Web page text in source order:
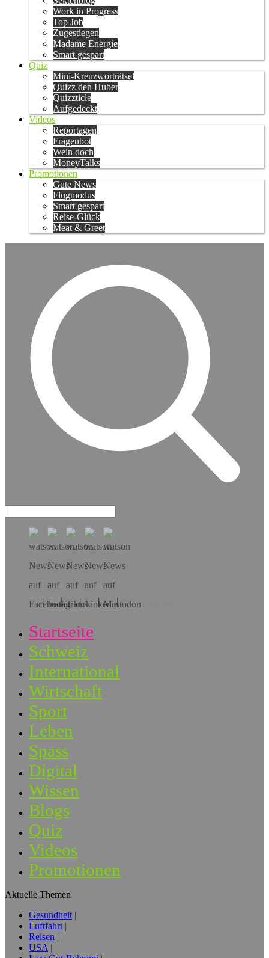
Work in Progress
Top Job
Zugestiegen
Madame Energie
Smart gespart
Quiz
Mini-Kreuzworträtsel
Quizz den Huber
Quizzticle
Aufgedeckt
Videos
Reportagen
Fragenbot
Wein doch
MoneyTalks
Promotionen
Gute News
Flugmodus
Smart gespart
Reise-Glück
Meat & Greet
Hol dir die App!
Startseite
Schweiz
International
Wirtschaft
Sport
Leben
Spass
Digital
Wissen
Blogs
Quiz
Videos
Promotionen
Aktuelle Themen
Gesundheit
Luftfahrt
Reisen
USA